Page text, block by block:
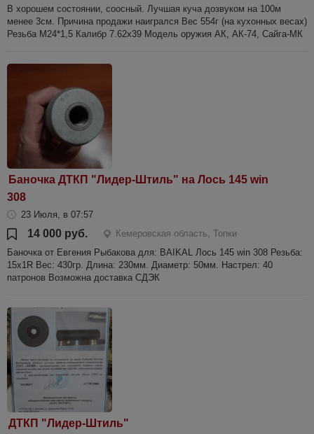
В хорошем состоянии, соосный. Лучшая куча дозвуком на 100м
менее 3см. Причина продажи наигрался Вес 554г (на кухонных весах)
Резьба М24*1,5 Калибр 7.62x39 Модель оружия АК, АК-74, Сайга-МК
Баночка ДТКП "Лидер-Штиль" на Лось 145 win
308
23 Июля, в 07:57
14 000 руб.
Кемеровская область, Топки
Баночка от Евгения Рыбакова для: BAIKAL Лось 145 win 308 Резьба:
15х1R Вес: 430гр. Длина: 230мм. Диаметр: 50мм. Настрел: 40
патронов Возможна доставка СДЭК
ДТКП "Лидер-Штиль"